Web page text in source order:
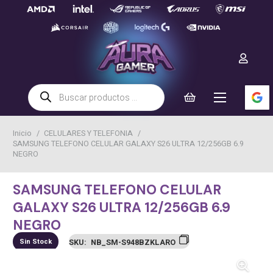
Búsqueda
de
productos
Inicio / CELULARES Y TELEFONIA /
SAMSUNG TELEFONO CELULAR GALAXY S26 ULTRA 12/256GB 6.9
NEGRO
SAMSUNG TELEFONO CELULAR
GALAXY S26 ULTRA 12/256GB 6.9
NEGRO
Sin Stock SKU: NB_SM-S948BZKLARO